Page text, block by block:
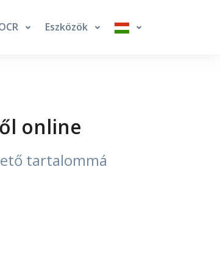
Eszközök
online
tartalommá